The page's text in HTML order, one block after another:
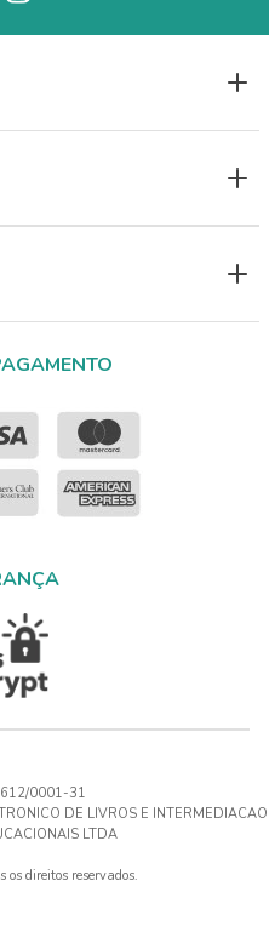
0001-31
DE LIVROS E INTERMEDIACAO
LTDA
direitos reservados.